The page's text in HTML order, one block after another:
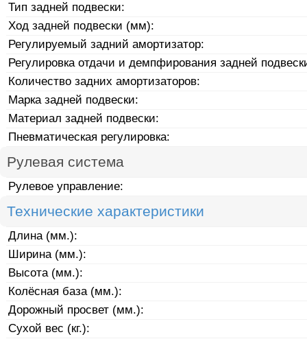
Тип задней подвески:
Ход задней подвески (мм):
Регулируемый задний амортизатор:
Регулировка отдачи и демпфирования задней
Количество задних амортизаторов:
Марка задней подвески:
Материал задней подвески:
Пневматическая регулировка:
Рулевая система
Рулевое управление:
Технические характеристики
Длина (мм.):
Ширина (мм.):
Высота (мм.):
Колёсная база (мм.):
Дорожный просвет (мм.):
Сухой вес (кг.):